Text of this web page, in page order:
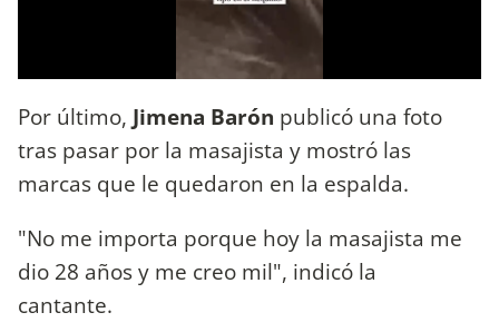
Por último, Jimena Barón publicó una foto
tras pasar por la masajista y mostró las
marcas que le quedaron en la espalda.
"No me importa porque hoy la masajista me
dio 28 años y me creo mil", indicó la
cantante.